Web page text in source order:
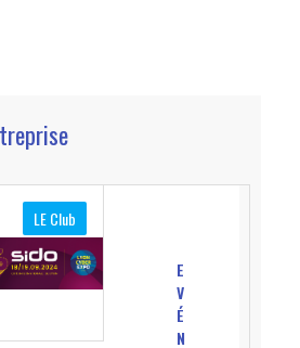
LE Club
E
V
É
N